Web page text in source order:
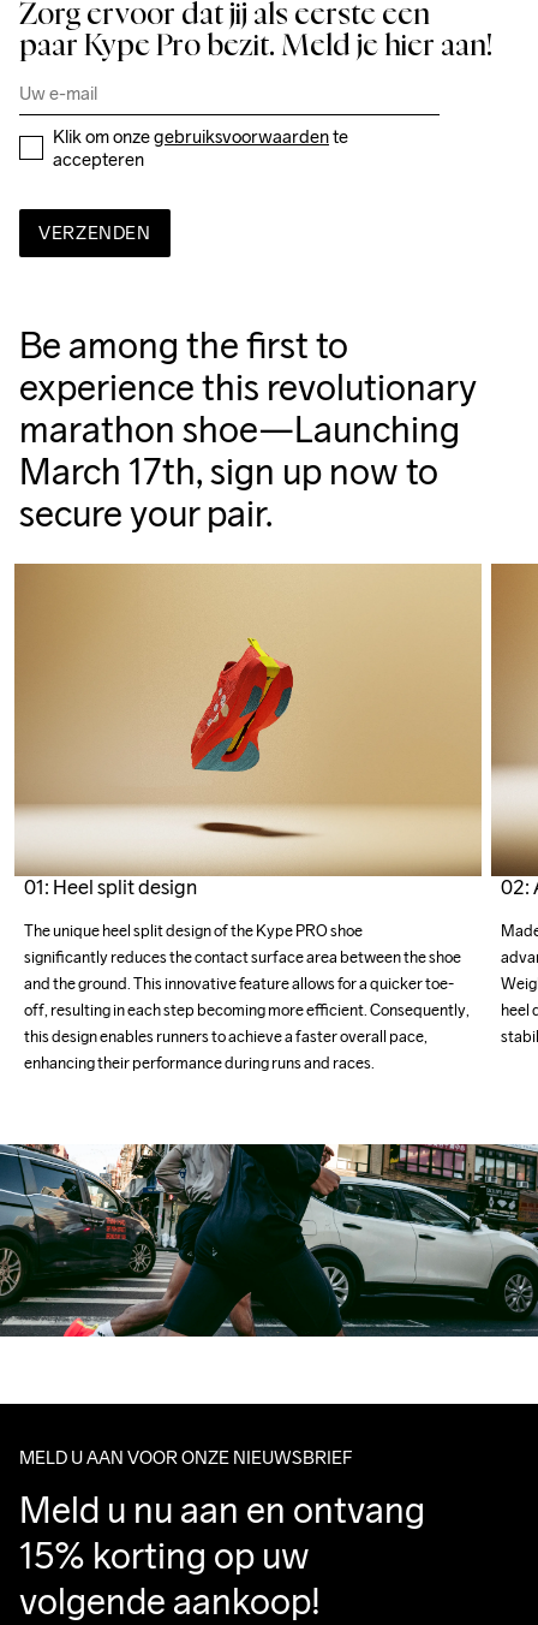
Zorg ervoor dat jij als eerste een
paar Kype Pro bezit. Meld je hier aan!
Klik om onze gebruiksvoorwaarden te
accepteren
VERZENDEN
Be among the first to
experience this revolutionary
marathon shoe—Launching
March 17th, sign up now to
secure your pair.
01: Heel split design
The unique heel split design of the Kype PRO shoe
significantly reduces the contact surface area between the shoe
and the ground. This innovative feature allows for a quicker toe-
off, resulting in each step becoming more efficient. Consequently,
this design enables runners to achieve a faster overall pace,
enhancing their performance during runs and races.
02:
heel
MELD U AAN VOOR ONZE NIEUWSBRIEF
Meld u nu aan en ontvang
15% korting op uw
volgende aankoop!